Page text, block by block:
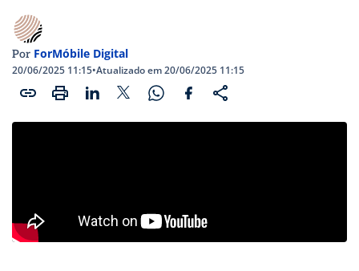
Por ForMóbile Digital
20/06/2025 11:15•Atualizado em 20/06/2025 11:15